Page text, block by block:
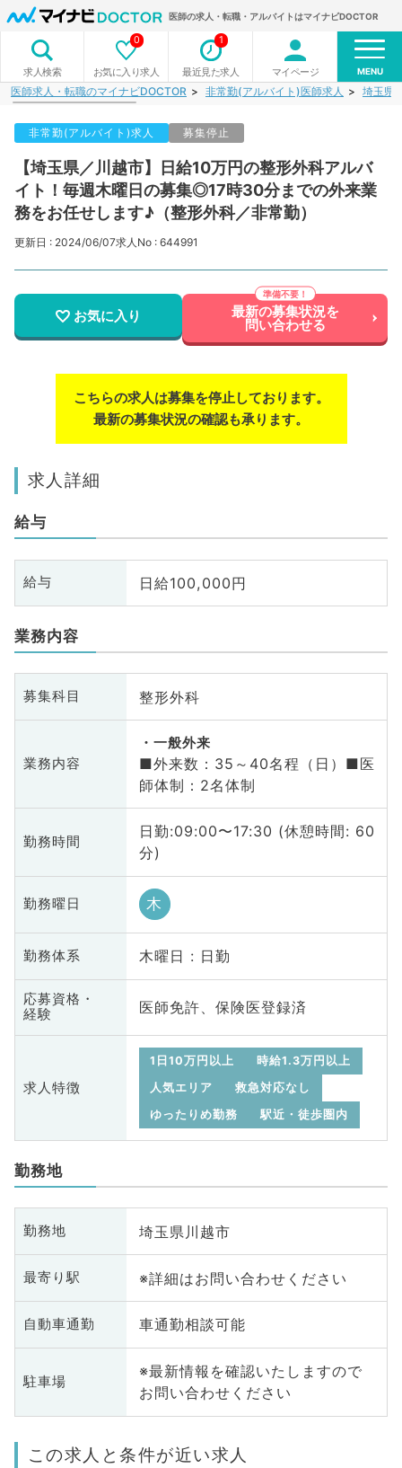
医師の求人・転職・アルバイトはマイナビDOCTOR
求人検索 お気に入り求人
0
最近見た求人
1
マイページ MENU
医師求人・転職のマイナビDOCTOR 非常勤(アルバイト)医師求人 埼玉県
非常勤(アルバイト)求人 募集停止
【埼玉県／川越市】日給10万円の整形外科アルバ
イト！毎週木曜日の募集◎17時30分までの外来業
務をお任せします♪（整形外科／非常勤）
更新日 : 2024/06/07求人No : 644991
お気に入り 最新の募集状況を
問い合わせる
こちらの求人は募集を停止しております。
最新の募集状況の確認も承ります。
求人詳細
給与
給与 日給100,000円
業務内容
募集科目 整形外科
業務内容
一般外来
■外来数：35～40名程（日）■医
師体制：2名体制
勤務時間
日勤:09:00〜17:30 (休憩時間: 60
分)
勤務曜日 木
勤務体系 木曜日 : 日勤
応募資格・
経験
医師免許、保険医登録済
求人特徴
1日10万円以上
時給1.3万円以上
人気エリア
救急対応なし
ゆったりめ勤務
駅近・徒歩圏内
勤務地
勤務地 埼玉県川越市
最寄り駅 ※詳細はお問い合わせください
自動車通勤 車通勤相談可能
駐車場
※最新情報を確認いたしますので
お問い合わせください
この求人と条件が近い求人